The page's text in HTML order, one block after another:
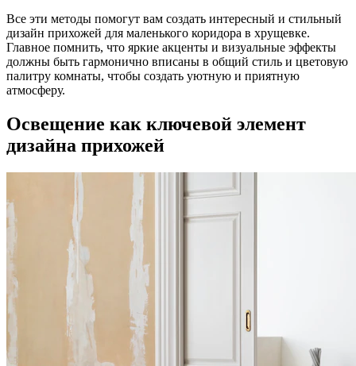
Все эти методы помогут вам создать интересный и стильный
дизайн прихожей для маленького коридора в хрущевке.
Главное помнить, что яркие акценты и визуальные эффекты
должны быть гармонично вписаны в общий стиль и цветовую
палитру комнаты, чтобы создать уютную и приятную
атмосферу.
Освещение как ключевой элемент
дизайна прихожей